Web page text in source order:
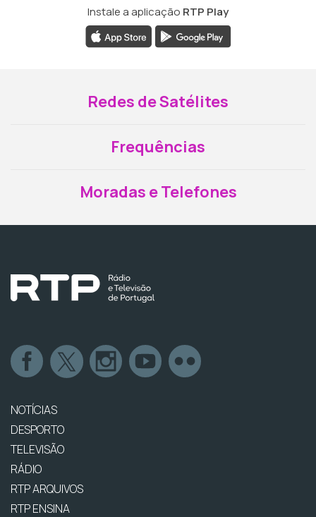
Instale a aplicação RTP Play
Redes de Satélites
Frequências
Moradas e Telefones
NOTÍCIAS
DESPORTO
TELEVISÃO
RÁDIO
RTP ARQUIVOS
RTP ENSINA